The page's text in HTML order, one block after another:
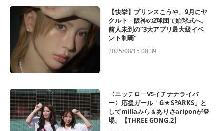
【快挙】プリンスこうや、9月にヤ
クルト・阪神の2球団で始球式へ。
前人未到の“3大アプリ最大級イベ
ント制覇”
2025/08/15 00:39
〈ニッチローVSイチナナライバ
ー〉応援ガール「G★SPARKS」と
してmillaみら＆ありさariponが登
場。【THREE GONG.2】